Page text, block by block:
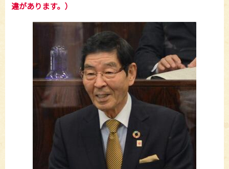
違があります。）